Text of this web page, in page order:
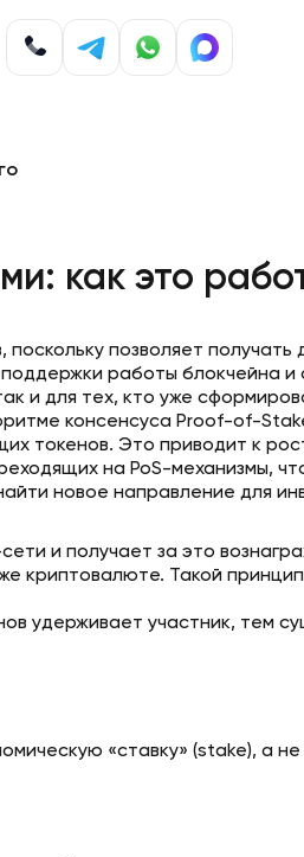
как это
позволяет
работы блокчейна
и для тех, кто уже
консенсуса Proof-of-
токенов. Это приводит к
на PoS-механизмы,
новое направление для
и получает за это
криптовалюте. Такой
удерживает участник, тем
«ставку» (stake), а